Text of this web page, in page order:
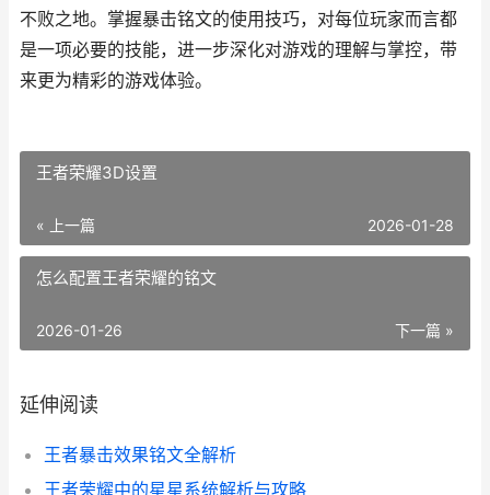
不败之地。掌握暴击铭文的使用技巧，对每位玩家而言都
是一项必要的技能，进一步深化对游戏的理解与掌控，带
来更为精彩的游戏体验。
王者荣耀3D设置
« 上一篇 2026-01-28
怎么配置王者荣耀的铭文
下一篇 »
2026-01-26
延伸阅读
王者暴击效果铭文全解析
王者荣耀中的星星系统解析与攻略